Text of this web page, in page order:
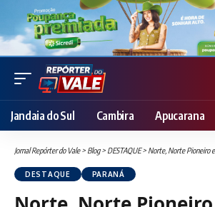
Jandaia do Sul Cambira Apucarana
Jornal Repórter do Vale> Blog> DESTAQUE> Norte, Norte Pioneiro e Vale do Ivaí:
DESTAQUE PARANÁ